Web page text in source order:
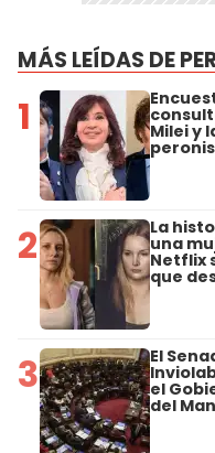
MÁS LEÍDAS DE
1 Milei y
2 La
una
Netflix
que
3 El
el
del